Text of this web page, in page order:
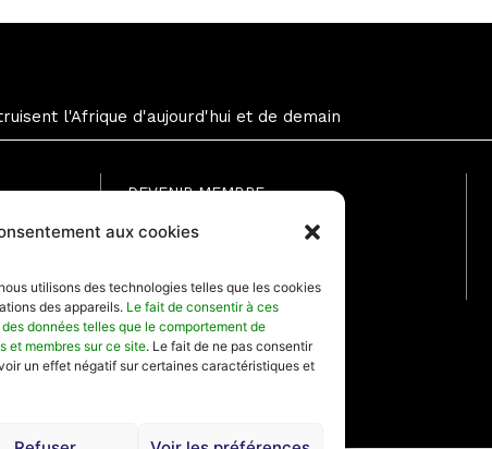
aux cookies
utilisons des technologies telles que les cookies
des appareils. Le fait de consentir à ces
données telles que le comportement de
et membres sur ce site. Le fait de ne pas consentir
un effet négatif sur certaines caractéristiques et
l'Afrique d'aujourd'hui et de demain
DEVENIR MEMBRE
Formule Gratuite
Formule Annuelle